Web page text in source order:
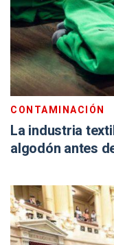
CONTAMINACIÓN
La industria
algodón antes